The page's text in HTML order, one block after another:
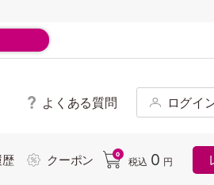
よくある質問 ログイ
歴 クーポン 0
税込 0 円